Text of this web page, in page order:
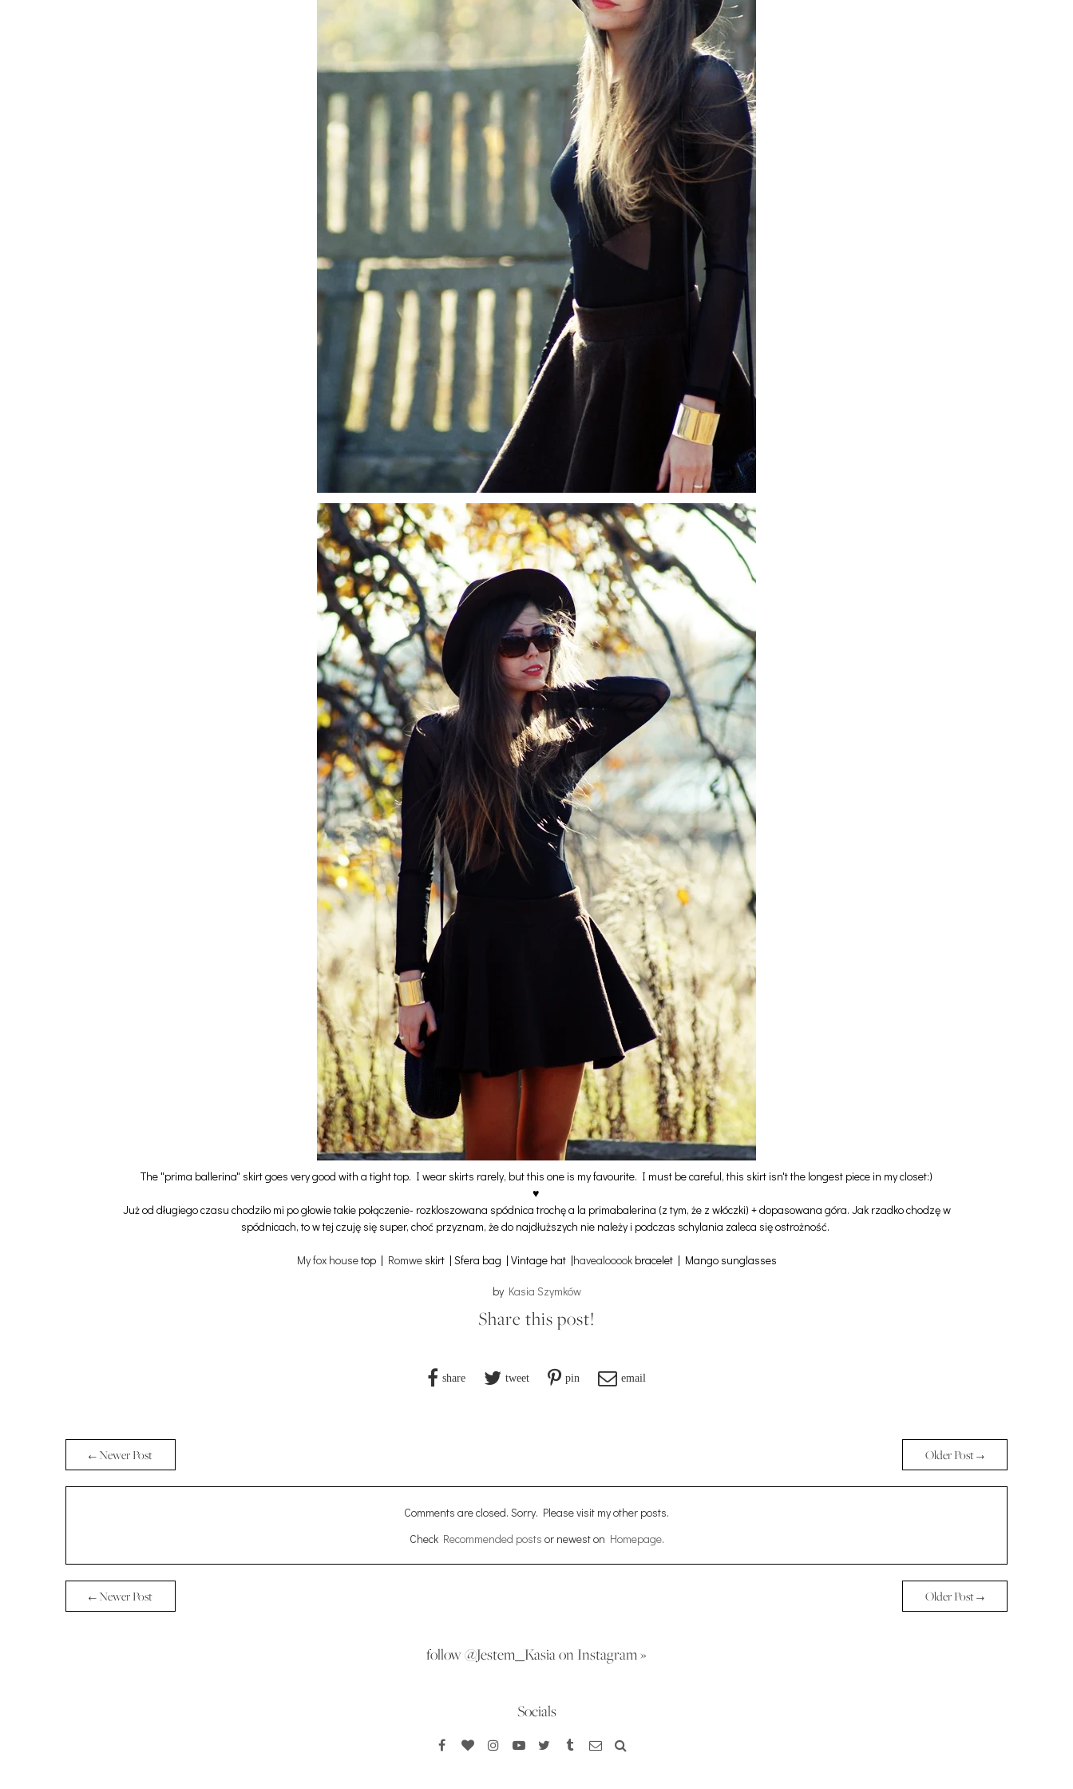
The "prima ballerina" skirt goes very good with a tight top. I wear skirts rarely, but this one is my favourite. I must be careful, this skirt isn't the longest piece in my closet:)
♥
Już od długiego czasu chodziło mi po głowie takie połączenie- rozkloszowana spódnica trochę a la primabalerina (z tym, że z włóczki) + dopasowana góra. Jak rzadko chodzę w
spódnicach, to w tej czuję się super, choć przyznam, że do najdłuższych nie należy i podczas schylania zaleca się ostrożność.
My fox housetop | Romweskirt | Sfera bag | Vintage hat |havealooookbracelet | Mango sunglasses
by Kasia Szymków
Share this post!
share tweet pin email
← Newer Post Older Post →
Comments are closed. Sorry. Please visit my other posts.
Check Recommended posts or newest on Homepage.
← Newer Post Older Post →
follow @Jestem_Kasia on Instagram »
Socials